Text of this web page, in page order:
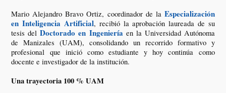
Mario Alejandro Bravo Ortiz, coordinador de la Especialización
en Inteligencia Artificial, recibió la aprobación laureada de su
tesis delDoctorado en Ingeniería en la Universidad Autónoma
de Manizales (UAM), consolidando un recorrido formativo y
profesional que inició como estudiante y hoy continúa como
docente e investigador de la institución.
Una trayectoria 100 % UAM